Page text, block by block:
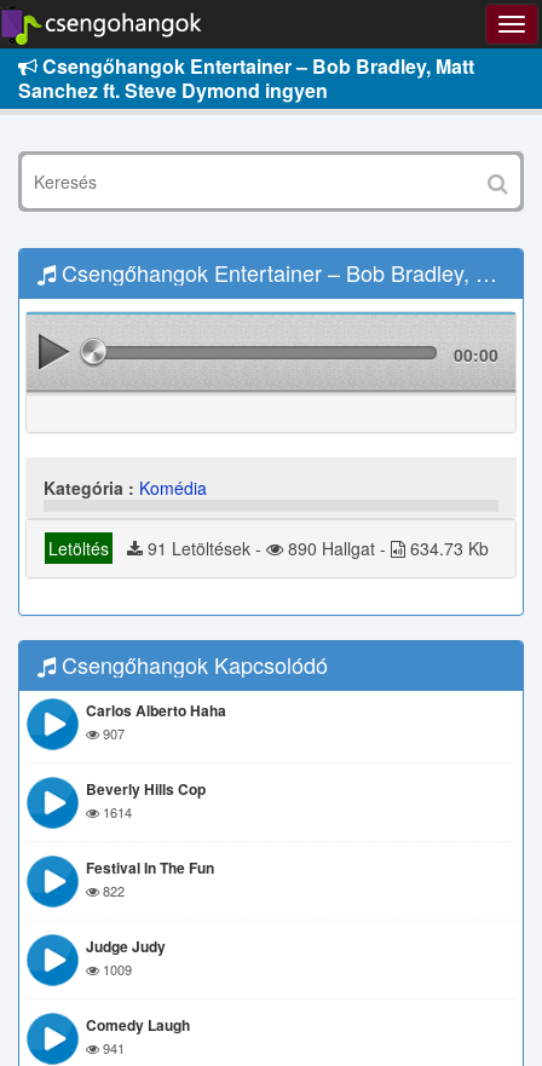
Csengőhangok Entertainer – Bob Bradley, Matt
Sanchez ft. Steve Dymond ingyen
Csengőhangok Entertainer – Bob Bradley, Matt Sanchez ft. Steve Dymond Letöltés
00:00
Kategória : Komédia
Letöltés 91 Letöltések - 890 Hallgat - 634.73 Kb
Csengőhangok Kapcsolódó
Carlos Alberto Haha
907
Beverly Hills Cop
1614
Festival In The Fun
822
Judge Judy
1009
Comedy Laugh
941